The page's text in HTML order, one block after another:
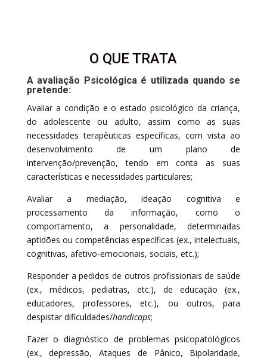
O QUE TRATA
A avaliação Psicológica é utilizada quando se
pretende:
Avaliar a condição e o estado psicológico da criança,
do adolescente ou adulto, assim como as suas
necessidades terapêuticas específicas, com vista ao
desenvolvimento de um plano de
intervenção/prevenção, tendo em conta as suas
características e necessidades particulares;
Avaliar a mediação, ideação cognitiva e
processamento da informação, como o
comportamento, a personalidade, determinadas
aptidões ou competências específicas (ex., intelectuais,
cognitivas, afetivo-emocionais, sociais, etc.);
Responder a pedidos de outros profissionais de saúde
(ex., médicos, pediatras, etc.), de educação (ex.,
educadores, professores, etc.), ou outros, para
despistar dificuldades/handicaps;
Fazer o diagnóstico de problemas psicopatológicos
(ex., depressão, Ataques de Pânico, Bipolaridade,